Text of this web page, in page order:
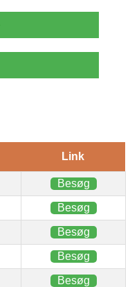
Link
Besøg
Besøg
Besøg
Besøg
Besøg